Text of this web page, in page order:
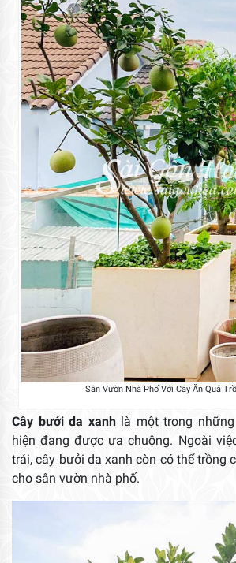
Sân Vườn Nhà Phố Với Cây Ăn Quả
Cây bưởi da xanhlà một trong những
hiện đang được ưa chuộng. Ngoài
trái, cây bưởi da xanh còn có thể trồng
cho sân vườn nhà phố.